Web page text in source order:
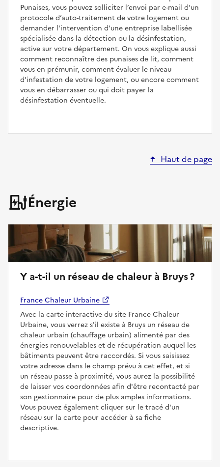
Punaises, vous pouvez solliciter l’envoi par e-mail d’un
protocole d’auto-traitement de votre logement ou
demander l'intervention d'une entreprise labellisée
spécialisée dans la détection ou la désinfestation,
active sur votre département. On vous explique aussi
comment reconnaître des punaises de lit, comment
vous en prémunir, comment évaluer le niveau
d’infestation de votre logement, ou encore comment
vous en débarrasser ou qui doit payer la
désinfestation éventuelle.
Haut de page
Énergie
Y a-t-il un réseau de chaleur à Bruys ?
France Chaleur Urbaine
Avec la carte interactive du site France Chaleur
Urbaine, vous verrez s'il existe à Bruys un réseau de
chaleur urbain (chauffage urbain) alimenté par des
énergies renouvelables et de récupération auquel les
bâtiments peuvent être raccordés. Si vous saisissez
votre adresse dans le champ prévu à cet effet, et si
un réseau passe à proximité, vous aurez la possibilité
de laisser vos coordonnées afin d'être recontacté par
son gestionnaire pour de plus amples informations.
Vous pouvez également cliquer sur le tracé d'un
réseau sur la carte pour accéder à sa fiche
descriptive.